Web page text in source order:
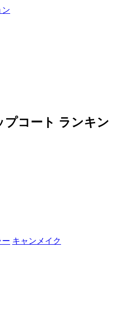
ン
プコート ランキン
ー キャンメイク